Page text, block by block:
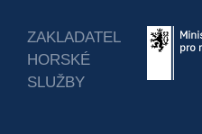
ZAKLADATEL
HORSKÉ
SLUŽBY